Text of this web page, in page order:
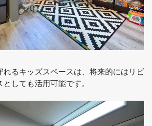
れるキッズスペースは、将来的にはリビ
しても活用可能です。